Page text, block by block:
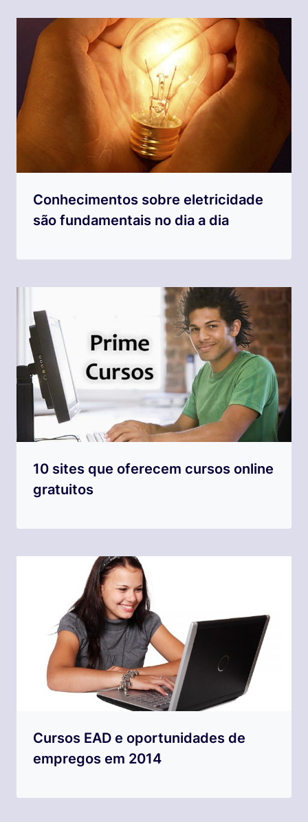
Conhecimentos sobre eletricidade
são fundamentais no dia a dia
10 sites que oferecem cursos online
gratuitos
Cursos EAD e oportunidades de
empregos em 2014